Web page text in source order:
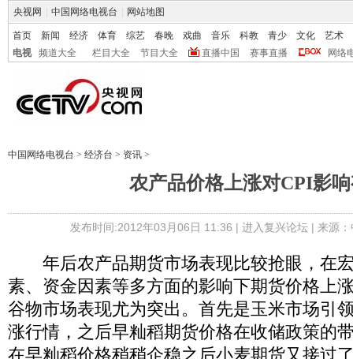
央视网 中国网络电视台 网站地图
首页 新闻 经济 体育 综艺 春晚 戏曲 音乐 科教 青少 文化
艺术
电视
频道大全 栏目大全 节目大全 直播中国 赛事直播 网络
中国网络电视台 > 经济台 > 资讯 >
农产品价格上涨对CPI影
发布时间:2012年03月06日 11:36 | 进入复兴论坛| 来源
年后农产品期货市场表现比较抢眼，在
素、资金因素等多方面的影响下期货价格上
谷物市场表现尤为突出。首先是玉米市场引
涨行情，之后早籼稻期货价格在收储政策的
在早籼稻价格稍稍企稳之后小麦期货又接过